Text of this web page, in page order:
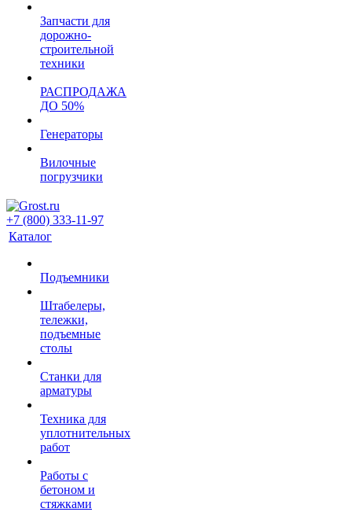
Запчасти для
дорожно-
строительной
техники
РАСПРОДАЖА
ДО 50%
Генераторы
Вилочные
погрузчики
+7 (800) 333-11-97
Каталог
Подъемники
Штабелеры,
тележки,
подъемные
столы
Станки для
арматуры
Техника для
уплотнительных
работ
Работы с
бетоном и
стяжками